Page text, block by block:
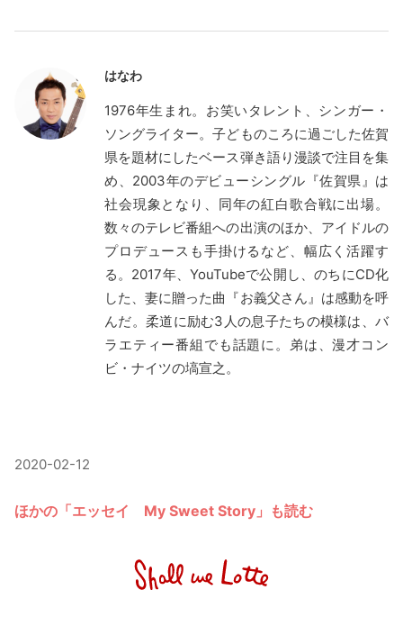
はなわ
1976年生まれ。お笑いタレント、シンガー・
ソングライター。子どものころに過ごした佐賀
県を題材にしたベース弾き語り漫談で注目を集
め、2003年のデビューシングル『佐賀県』は
社会現象となり、同年の紅白歌合戦に出場。
数々のテレビ番組への出演のほか、アイドルの
プロデュースも手掛けるなど、幅広く活躍す
る。2017年、YouTubeで公開し、のちにCD化
した、妻に贈った曲『お義父さん』は感動を呼
んだ。柔道に励む3人の息子たちの模様は、バ
ラエティー番組でも話題に。弟は、漫才コン
ビ・ナイツの塙宣之。
2020-02-12
ほかの「エッセイ My Sweet Story」も読む